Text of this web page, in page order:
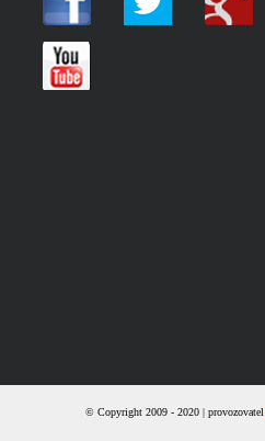
© Copyright 2009 - 2020 | provozovatel